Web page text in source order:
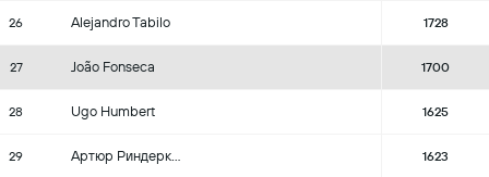
26 Alejandro Tabilo 1728
27 João Fonseca 1700
28 Ugo Humbert 1625
29 Артюр Риндеркнеш 1623